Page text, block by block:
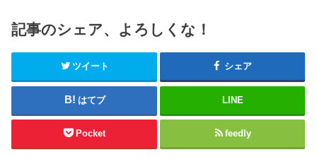
記事のシェア、よろしくな！
ツイート シェア
はてブ LINE
Pocket feedly